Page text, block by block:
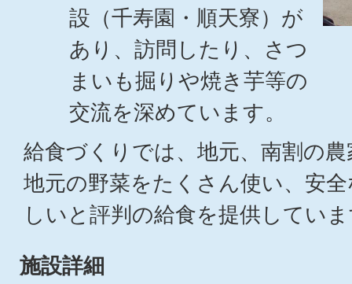
設（千寿園・順天寮）が
あり、訪問したり、さつ
まいも掘りや焼き芋等の
交流を深めています。
給食づくりでは、地元、南割の
地元の野菜をたくさん使い、安
しいと評判の給食を提供してい
施設詳細